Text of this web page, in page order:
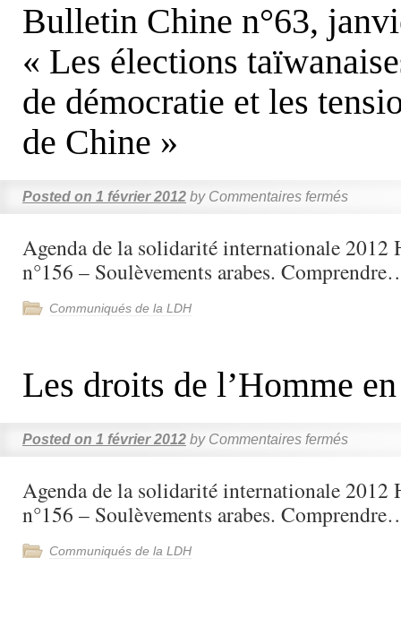
Bulletin Chine n°63,
« Les élections
de démocratie et les
de Chine »
Posted on 1 février 2012 by Commentaires fermés
Agenda de la solidarité internationale 2012
n°156 – Soulèvements arabes.
Communiqués de la LDH
Les droits de l’Homme
Posted on 1 février 2012 by Commentaires fermés
Agenda de la solidarité internationale 2012
n°156 – Soulèvements arabes.
Communiqués de la LDH